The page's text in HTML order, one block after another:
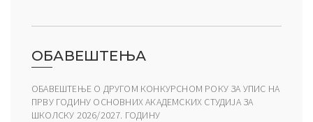
ОБАВЕШТЕЊА
ОБАВЕШТЕЊЕ О ДРУГОМ КОНКУРСНОМ РОКУ ЗА УПИС НА
ПРВУ ГОДИНУ ОСНОВНИХ АКАДЕМСКИХ СТУДИЈА ЗА
ШКОЛСКУ 2026/2027. ГОДИНУ